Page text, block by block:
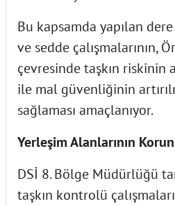
Bu kapsamda yapılan
ve sedde çalışmalarının,
çevresinde taşkın riskinin
ile mal güvenliğinin
sağlaması amaçlanıyor.
Yerleşim Alanlarının
DSİ 8. Bölge Müdürlüğü
taşkın kontrolü